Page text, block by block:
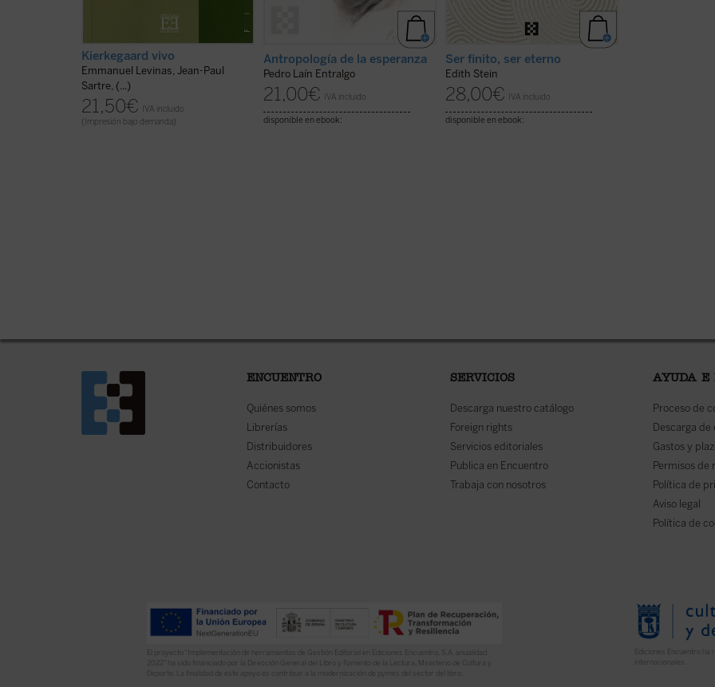
Kierkegaard vivo
Emmanuel Levinas, Jean-Paul
Sartre, (...)
21,50€ IVA incluido
(Impresión bajo demanda)
Antropología de la esperanza
Pedro Laín Entralgo
21,00€ IVA incluido
disponible en ebook:
Ser finito, ser eterno
Edith Stein
28,00€ IVA incluido
disponible en ebook:
ENCUENTRO
Quiénes somos
Librerías
Distribuidores
Accionistas
Contacto
SERVICIOS
Descarga nuestro catálogo
Foreign rights
Servicios editoriales
Publica en Encuentro
Trabaja con nosotros
AYUDA E
Proceso de
Descarga de
Gastos y
Permisos de
Política de
Aviso legal
Política de
El proyecto “Implementación de herramientas de Gestión Editorial en Ediciones Encuentro, S.A. anualidad
2022” ha sido financiado por la Dirección General del Libro y Fomento de la Lectura, Ministerio de Cultura y
Deporte. La finalidad de este apoyo es contribuir a la modernización de pymes del sector del libro.
Ediciones Encuentro